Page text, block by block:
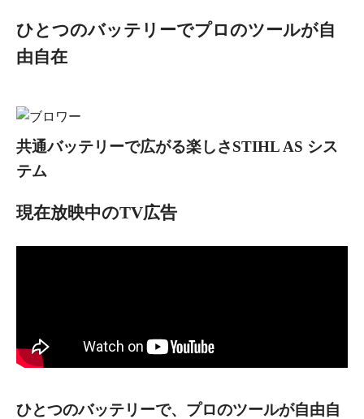
ひとつのバッテリーでプロのツールが自
由自在
共通バッテリーで広がる楽しさSTIHL AS シス
テム
現在放映中のTV広告
ひとつのバッテリーで、プロのツールが自由自